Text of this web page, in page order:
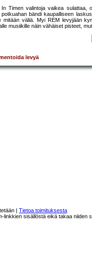
Timen valintoja vaikea
bändi kaupalliseen
mitään väliä. Myi REM levyjään
musiikille näin vähäiset pisteet,
levyä
| Tietoa toimituksesta
sisällöstä eikä takaa niiden